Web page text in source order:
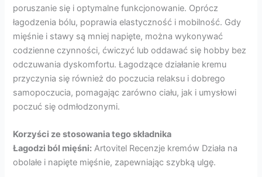
poruszanie się i optymalne funkcjonowanie. Oprócz
łagodzenia bólu, poprawia elastyczność i mobilność. Gdy
mięśnie i stawy są mniej napięte, można wykonywać
codzienne czynności, ćwiczyć lub oddawać się hobby bez
odczuwania dyskomfortu. Łagodzące działanie kremu
przyczynia się również do poczucia relaksu i dobrego
samopoczucia, pomagając zarówno ciału, jak i umysłowi
poczuć się odmłodzonymi.
Korzyści ze stosowania tego składnika
Łagodzi ból mięśni: Artovitel Recenzje kremów Działa na
obolałe i napięte mięśnie, zapewniając szybką ulgę.